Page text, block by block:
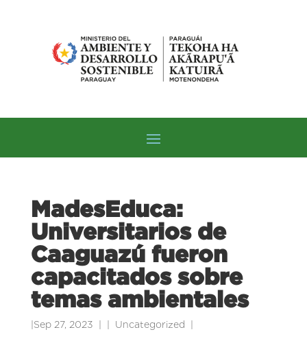
MadesEduca:
Universitarios de
Caaguazú fueron
capacitados sobre
temas ambientales
Sep 27, 2023 Uncategorized